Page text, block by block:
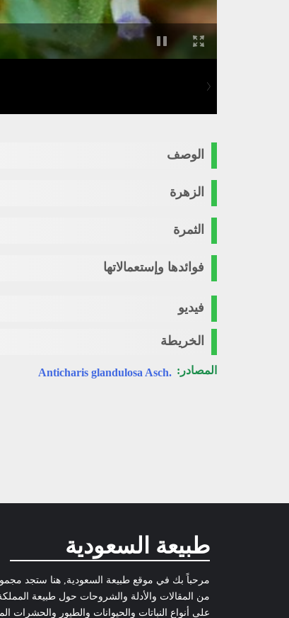
الوصف
الزهرة
الثمرة
فوائدها وإستعمالاتها
فيديو
الخريطة
المصادر: .Anticharis glandulosa Asch
طبيعة السعودية
مرحباً بك في موقع طبيعة السعودية, هنا ستجد
من المقالات والأدلة والشروحات حول طبيعة
على أنواع النباتات والحيوانات والطيور والحشرات